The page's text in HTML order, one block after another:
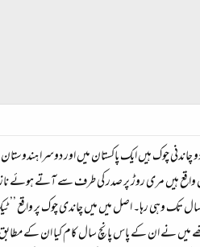
چاندنی چوک ہیں ایک پاکستان میں اور دوسرا
واقع ہیں مری روڑ پر صدر کی طرف سے آتے ہوئے
چوک گیا تھا اور اس کے بعد پانچ سال تک وہی رہا۔ اصل میں
نے ان کے پاس پانچ سال کام کیا ان کے